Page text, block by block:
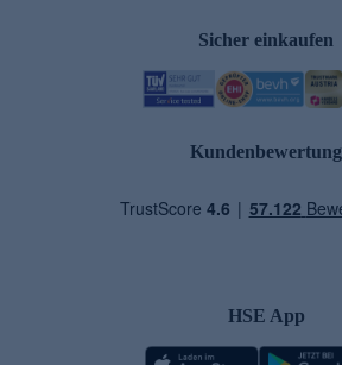
Sicher einkaufen
Kundenbewertung
HSE App